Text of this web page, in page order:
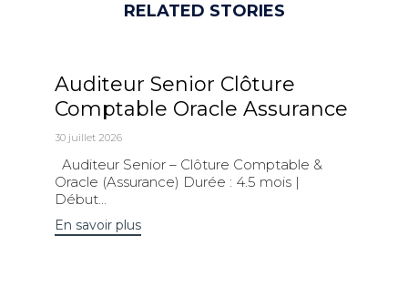
RELATED STORIES
Auditeur Senior Clôture
Comptable Oracle Assurance
30 juillet 2026
Auditeur Senior – Clôture Comptable &
Oracle (Assurance) Durée : 4.5 mois |
Début...
En savoir plus